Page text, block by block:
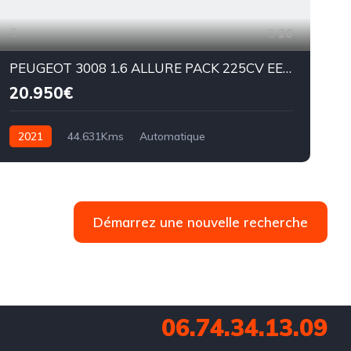
26
PEUGEOT 3008 1.6 ALLURE PACK 225CV EEAT8
20.950€
2021 44.631Kms
Automatique
Démarrez une nouvelle recherche
06.74.34.13.09